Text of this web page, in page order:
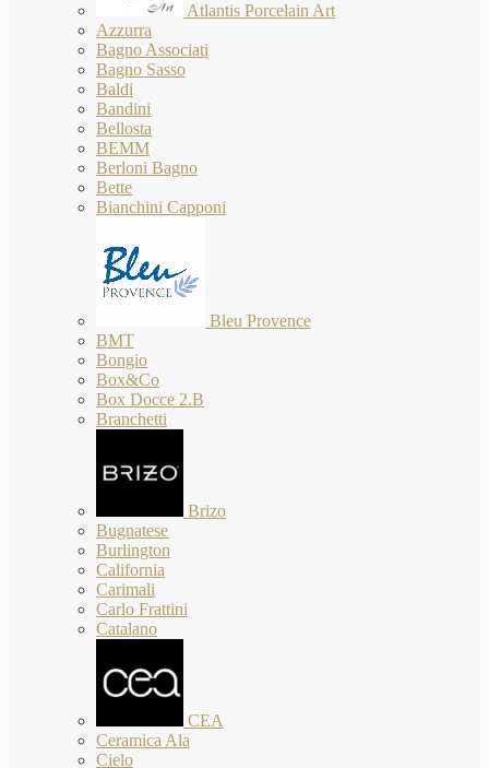
Atlantis Porcelain Art
Azzurra
Bagno Associati
Bagno Sasso
Baldi
Bandini
Bellosta
BEMM
Berloni Bagno
Bette
Bianchini Capponi
Bleu Provence
BMT
Bongio
Box&Co
Box Docce 2.B
Branchetti
Brizo
Bugnatese
Burlington
California
Carimali
Carlo Frattini
Catalano
CEA
Ceramica Ala
Cielo